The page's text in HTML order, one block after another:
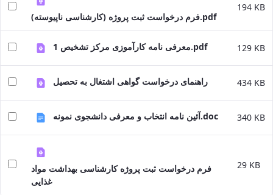
فرم درخواست ثبت پروژه (کارشناسی ناپیوسته).pdf
194 KB
معرفی نامه کارآموزی مرکز تشخیص 1.pdf 129 KB
راهنمای درخواست گواهی اشتغال به تحصیل 434 KB
آئین نامه انتخاب و معرفی دانشجوی نمونه.doc 340 KB
فرم درخواست ثبت پروژه کارشناسی بهداشت مواد
غذایی
29 KB